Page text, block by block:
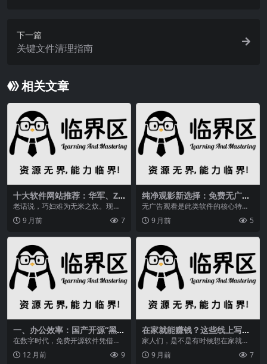
下一篇
关键文件清理指南
相关文章
十大软件网站推荐：华军、ZO
L、PC6，你的设备必备下载资
源
老话说，巧妇难为无米之炊。现在
的手机、电脑就是这个道理，如果
缺乏软件支持，没有高...
9 月前 7
纯净观影新选择：免费无广告
影视软件，高清流畅体验全解
析
无广告观看是此类软件的核心特
色。用户在观看影视内容时，无需
被任何形式的广告打断，...
9 月前 5
一、办公效率：国产开源“黑
马”逆袭国际巨头
在数字时代，免费开源软件凭借技
术创新成为主流选择。本文精选10
款覆盖办公、创作、...
12 月前 9
在家就能赚钱？这些线上写作
兼职方法你知道吗？快来看看
家人们，是不是有时候想在家就能
把钱赚了，既能享受舒适的居家环
境，又能增加一份收入...
9 月前 7